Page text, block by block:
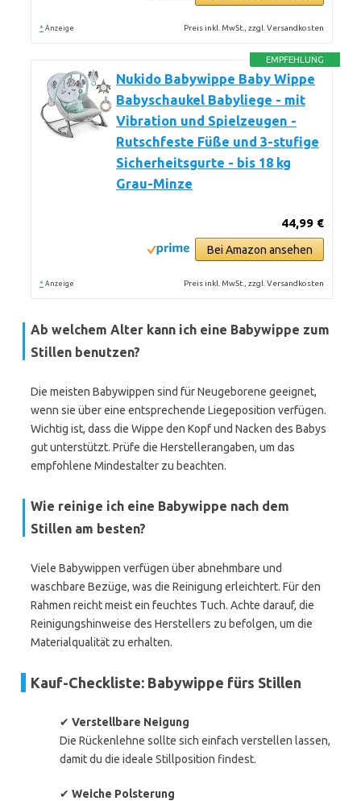
* Anzeige Preis inkl. MwSt., zzgl. Versandkosten
EMPFEHLUNG
Nukido Babywippe Baby Wippe
Babyschaukel Babyliege - mit
Vibration und Spielzeugen -
Rutschfeste Füße und 3-stufige
Sicherheitsgurte - bis 18 kg
Grau-Minze
44,99 €
Bei Amazon ansehen
* Anzeige Preis inkl. MwSt., zzgl. Versandkosten
Ab welchem Alter kann ich eine Babywippe zum
Stillen benutzen?
Die meisten Babywippen sind für Neugeborene geeignet,
wenn sie über eine entsprechende Liegeposition verfügen.
Wichtig ist, dass die Wippe den Kopf und Nacken des Babys
gut unterstützt. Prüfe die Herstellerangaben, um das
empfohlene Mindestalter zu beachten.
Wie reinige ich eine Babywippe nach dem
Stillen am besten?
Viele Babywippen verfügen über abnehmbare und
waschbare Bezüge, was die Reinigung erleichtert. Für den
Rahmen reicht meist ein feuchtes Tuch. Achte darauf, die
Reinigungshinweise des Herstellers zu befolgen, um die
Materialqualität zu erhalten.
Kauf-Checkliste: Babywippe fürs Stillen
✔ Verstellbare Neigung
Die Rückenlehne sollte sich einfach verstellen lassen,
damit du die ideale Stillposition findest.
✔ Weiche Polsterung